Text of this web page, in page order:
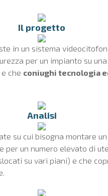
Il progetto
in un sistema
per un impianto su una
che coniughi tecnologia
Analisi
su cui bisogna montare
per un numero elevato di
su vari piani) e che